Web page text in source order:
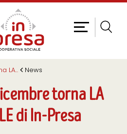
News
LA...
torna LA
di In-Presa